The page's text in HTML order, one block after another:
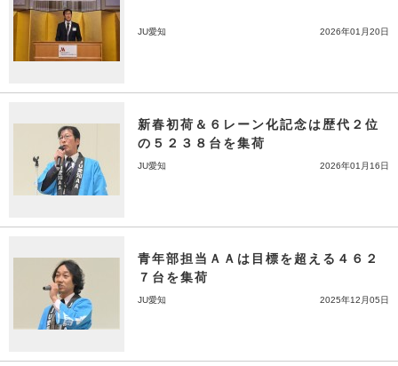
JU愛知 2026年01月20日
新春初荷＆６レーン化記念は歴代２位
の５２３８台を集荷
JU愛知 2026年01月16日
青年部担当ＡＡは目標を超える４６２
７台を集荷
JU愛知 2025年12月05日